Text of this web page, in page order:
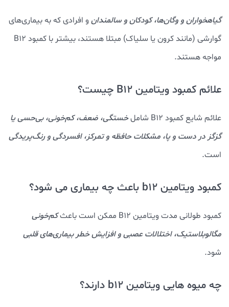
گیاهخواران و وگان‌ها، کودکان و سالمندان و افرادی که به بیماری‌های
گوارشی (مانند کرون یا سلیاک) مبتلا هستند، بیشتر با کمبود B12
مواجه هستند.
علائم کمبود ویتامین B12 چیست؟
علائم شایع کمبود B12 شامل
خستگی، ضعف، کم‌خونی، بی‌حسی یا
گزگز در دست و پا، مشکلات حافظه و تمرکز، افسردگی و رنگ‌پریدگی
است.
کمبود ویتامین b12 باعث چه بیماری می‌ شود؟
کمبود طولانی‌ مدت ویتامین B12 ممکن است باعث
کم‌خونی
مگالوبلاستیک، اختلالات عصبی و افزایش خطر بیماری‌های قلبی
شود.
چه میوه هایی ویتامین b12 دارند؟